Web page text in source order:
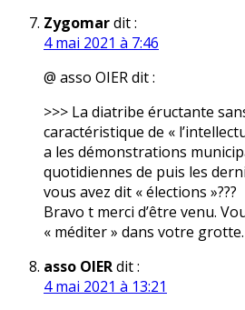
Zygomardit :
4 mai 2021 à 7:46
@ asso OIER dit :
>>> La diatribe éructante
caractéristique de «
a les démonstrations
quotidiennes de puis les
vous avez dit « élections »???
Bravo t merci d’être venu.
« méditer » dans votre grotte.
asso OIERdit :
4 mai 2021 à 13:21